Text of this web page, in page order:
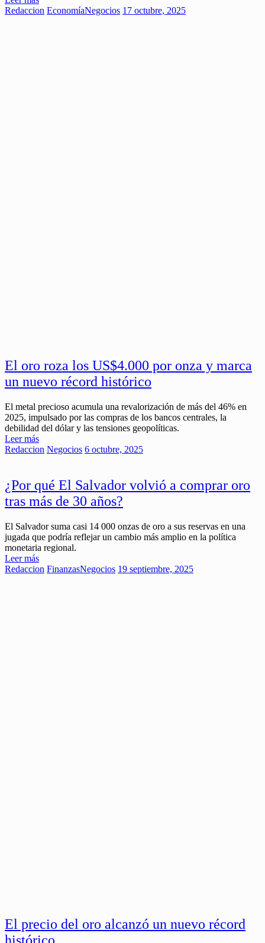
Redaccion EconomíaNegocios 17 octubre, 2025
El oro roza los US$4.000 por onza y marca
un nuevo récord histórico
El metal precioso acumula una revalorización de más del 46% en
2025, impulsado por las compras de los bancos centrales, la
debilidad del dólar y las tensiones geopolíticas.
Leer más
Redaccion Negocios 6 octubre, 2025
¿Por qué El Salvador volvió a comprar oro
tras más de 30 años?
El Salvador suma casi 14 000 onzas de oro a sus reservas en una
jugada que podría reflejar un cambio más amplio en la política
monetaria regional.
Leer más
Redaccion FinanzasNegocios 19 septiembre, 2025
El precio del oro alcanzó un nuevo récord